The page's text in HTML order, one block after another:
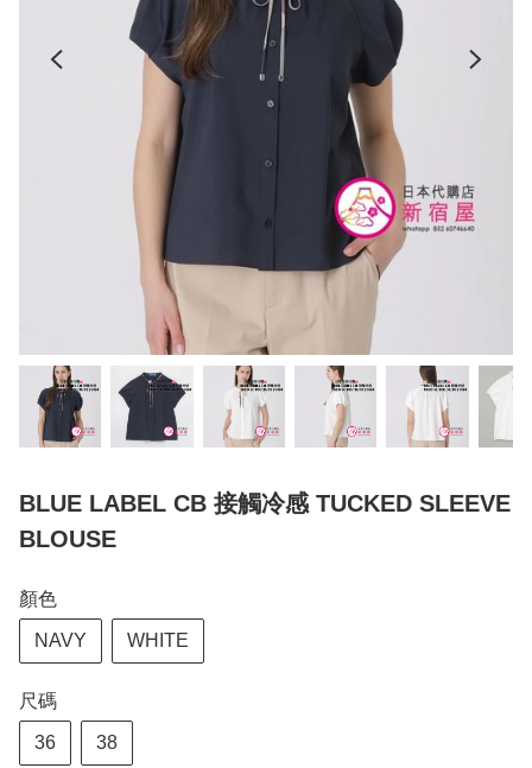
BLUE LABEL CB 接觸冷感 TUCKED SLEEVE
BLOUSE
顏色
NAVY WHITE
尺碼
36 38